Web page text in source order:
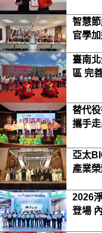
智慧
官學
臺南
區 完
替代
攜手
亞太
產業
2026
登場